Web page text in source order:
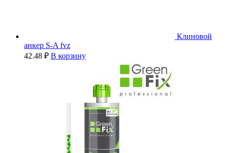
Клиновой
анкер S-A fvz
42.48 ₽ В корзину